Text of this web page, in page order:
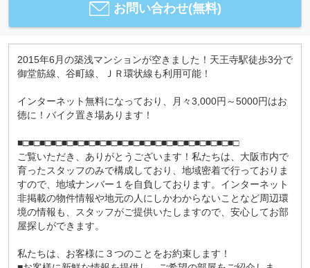
お問い合わせ(無料)
2015年6月の築浅マンションが空きました！天王寺駅徒歩3分で
御堂筋線、谷町線、ＪＲ環状線も利用可能！
インターネット無料になっており、月々3,000円～5000円はお
徳に！バイク置き場あります！
■□■□■□■□■□■□■□■□■□■□■□■□■□■□■□■□■□■□■□■□
ご覧いただき、ありがとうございます！私たちは、大阪市内で
育ったスタッフのみで構成しており、地域密着で行っておりま
すので、地域ナンバー１を自負しております。インターネット
非掲載の物件情報や地元の人にしかわからないことなど周辺環
境の情報も、スタッフがご提供いたしますので、安心してお部
屋探しができます。
私たちは、お客様に３つのことをお約束します！